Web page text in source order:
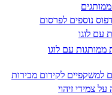
ממותגים
נוספים לפרסום
עם לוגו
ממותגות עם לוגו
למשקפיים לקידום מכירות
צמידי זיהוי